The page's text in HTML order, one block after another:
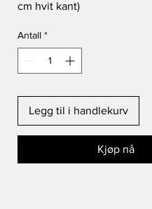
cm hvit kant)
papir
PS! Rabatter ved kjøp av
Antall *
Legg til i handlekurv
Kjøp nå